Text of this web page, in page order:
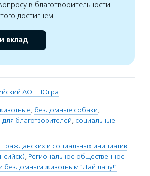
в благотворительности.
достигнем
вклад
АО — Югра
, бездомные собаки,
для благотворителей, социальные
и социальных инициатив
, Региональное общественное
бездомным животным "Дай лапу!"